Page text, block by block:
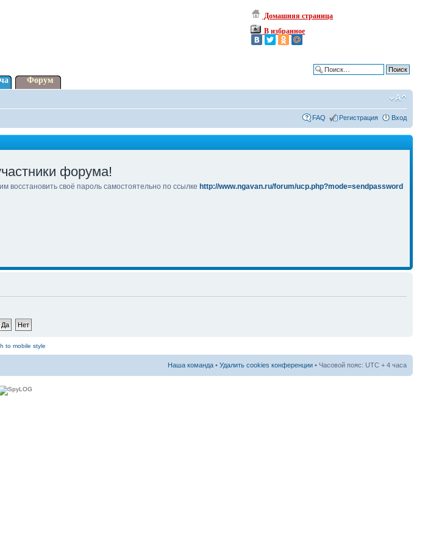
Домашняя страница
В избранное
Форум
FAQ Регистрация Вход
форума!
своё пароль самостоятельно по ссылке http://www.ngavan.ru/forum/ucp.php?mode=sendpassword
to mobile style
Наша команда • Удалить cookies конференции • Часовой пояс: UTC + 4 часа